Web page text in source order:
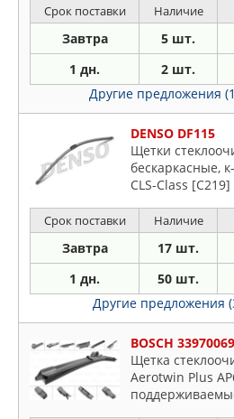
AWD/R 2,5 T/R
Срок поставки Наличие
Завтра 5 шт.
1 дн. 2 шт.
Другие предложения
DENSO DF115
Щетки
бескаркасные,
CLS-Class
Touareg [GP,
Срок поставки Наличие
Завтра 17 шт.
1 дн. 50 шт.
Другие предложения
BOSCH
Щетка
Aerotwin Plus